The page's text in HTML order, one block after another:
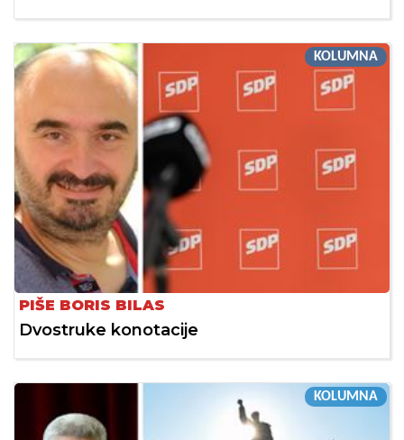
KOLUMNA
PIŠE BORIS BILAS
Dvostruke konotacije
KOLUMNA